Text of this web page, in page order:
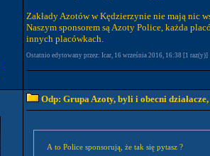
Zakłady Azotów w Kędzierzynie nie mają nic
Naszym sponsorem są Azoty Police, każda
innych placówkach.
Ostatnio edytowany przez: Icar, 16 września 2016, 16:38 [1 raz(y)]
Odp: Grupa Azoty, byli i obecni działacze,
A to Police sponsorują, że tak się pytasz ?